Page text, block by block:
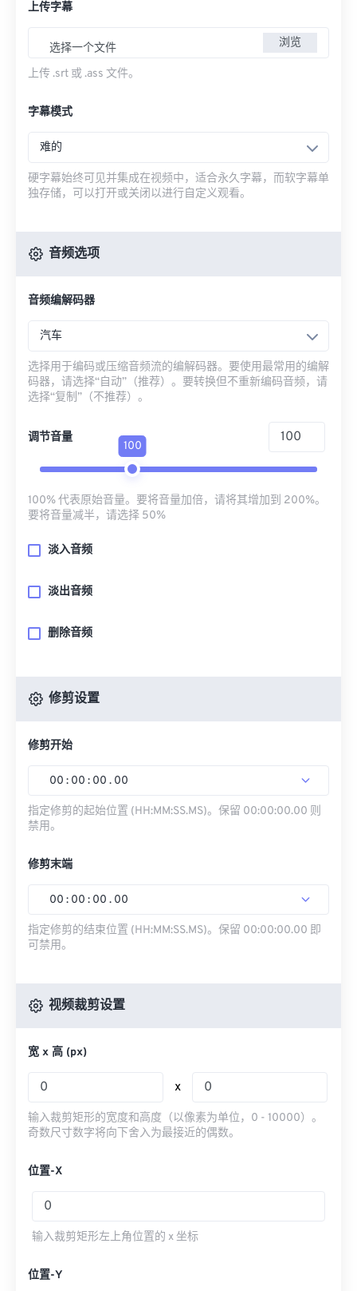
上传字幕
选择一个文件 浏览
上传 .srt 或 .ass 文件。
字幕模式
难的
硬字幕始终可见并集成在视频中，适合永久字幕，而软字幕单
独存储，可以打开或关闭以进行自定义观看。
音频选项
音频编解码器
汽车
选择用于编码或压缩音频流的编解码器。要使用最常用的编解
码器，请选择“自动”（推荐）。要转换但不重新编码音频，请
选择“复制”（不推荐）。
调节音量
100
100% 代表原始音量。要将音量加倍，请将其增加到 200%。
要将音量减半，请选择 50%
淡入音频
淡出音频
删除音频
修剪设置
修剪开始
00 : 00 : 00 . 00
指定修剪的起始位置 (HH:MM:SS.MS)。保留 00:00:00.00 则
禁用。
修剪末端
00 : 00 : 00 . 00
指定修剪的结束位置 (HH:MM:SS.MS)。保留 00:00:00.00 即
可禁用。
视频裁剪设置
宽 x 高 (px)
x
输入裁剪矩形的宽度和高度（以像素为单位，0 - 10000）。
奇数尺寸数字将向下舍入为最接近的偶数。
位置-X
输入裁剪矩形左上角位置的 x 坐标
位置-Y